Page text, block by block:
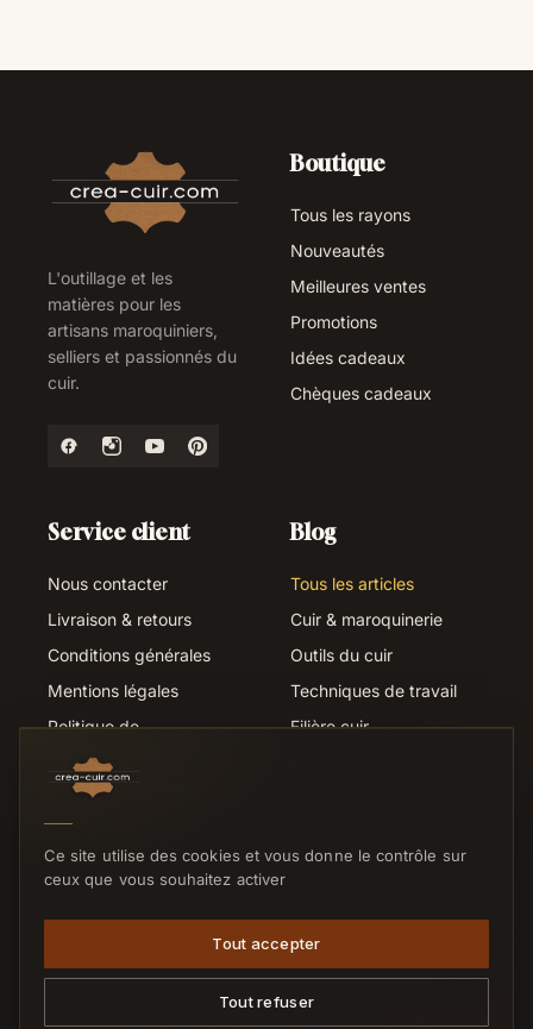
L'outillage et les
matières pour les
artisans maroquiniers,
selliers et passionnés du
cuir.
Boutique
Tous les rayons
Nouveautés
Meilleures ventes
Promotions
Idées cadeaux
Chèques cadeaux
Service client
Nous contacter
Livraison & retours
Conditions générales
Mentions légales
Politique de
Suivi de commande
Liens utiles
Blog
Tous les articles
Cuir & maroquinerie
Outils du cuir
Techniques de travail
Filière cuir
© 2026 Crea-Cuir.com — Tous droits réservés.
Ce site utilise des cookies et vous donne le contrôle sur
ceux que vous souhaitez activer
Tout accepter
Tout refuser